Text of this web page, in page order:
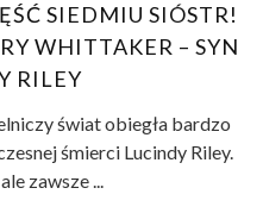
SIEDMIU SIÓSTR!
WHITTAKER – SYN
RILEY
świat obiegła bardzo
śmierci Lucindy Riley.
zawsze ...